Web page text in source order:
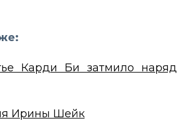
Карди Би затмило наряд
Ирины Шейк